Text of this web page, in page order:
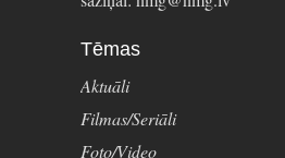
Tēmas
Aktuāli
Filmas/Seriāli
Foto/Video